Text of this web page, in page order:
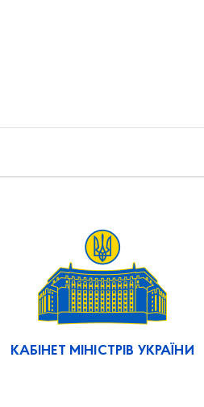
КАБІНЕТ МІНІСТРІВ УКРАЇНИ